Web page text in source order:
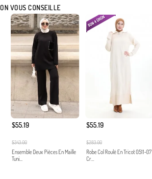
ON VOUS CONSEILLE
$55.19
$343.00
Ensemble Deux Pièces En Maille
Tuni...
$55.19
$283.00
Robe Col Roulé En Tricot 0511-07
Cr...